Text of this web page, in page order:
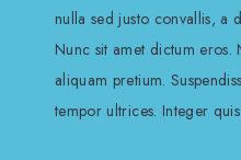
nulla sed justo convallis, a
Nunc sit amet dictum eros.
aliquam pretium.
tempor ultrices. Integer